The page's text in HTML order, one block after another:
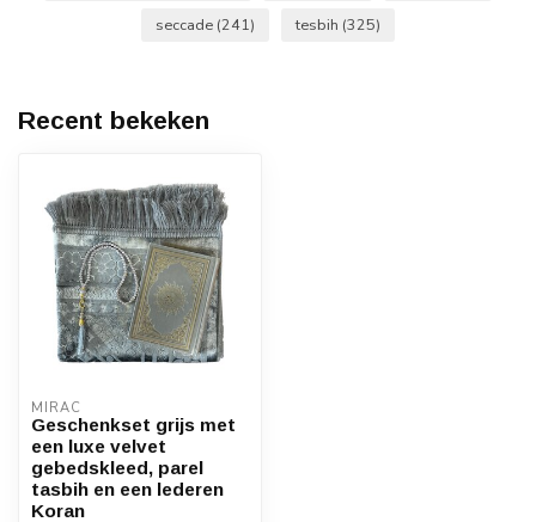
seccade (241) tesbih (325)
Recent bekeken
MIRAC
Geschenkset grijs met
een luxe velvet
gebedskleed, parel
tasbih en een lederen
Koran